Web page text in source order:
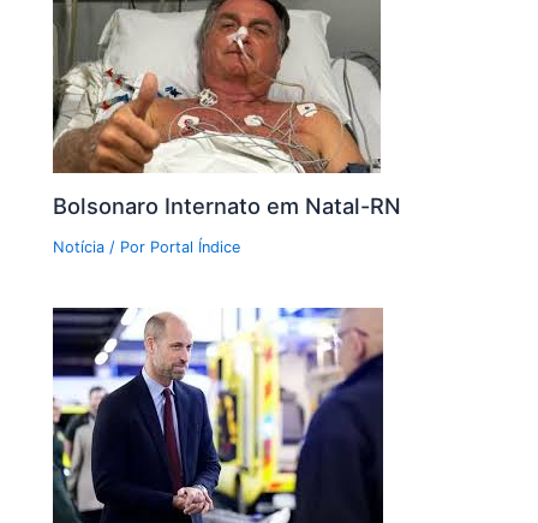
Bolsonaro Internato em Natal-RN
Notícia / Por Portal Índice